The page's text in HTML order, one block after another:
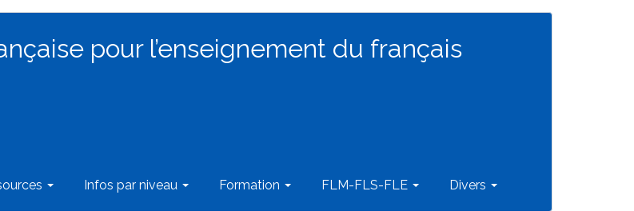
pour l’enseignement du français
Infos par niveau Formation FLM-FLS-FLE Divers